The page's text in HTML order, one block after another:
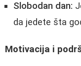
Slobodan dan:
da jedete šta
Motivacija i